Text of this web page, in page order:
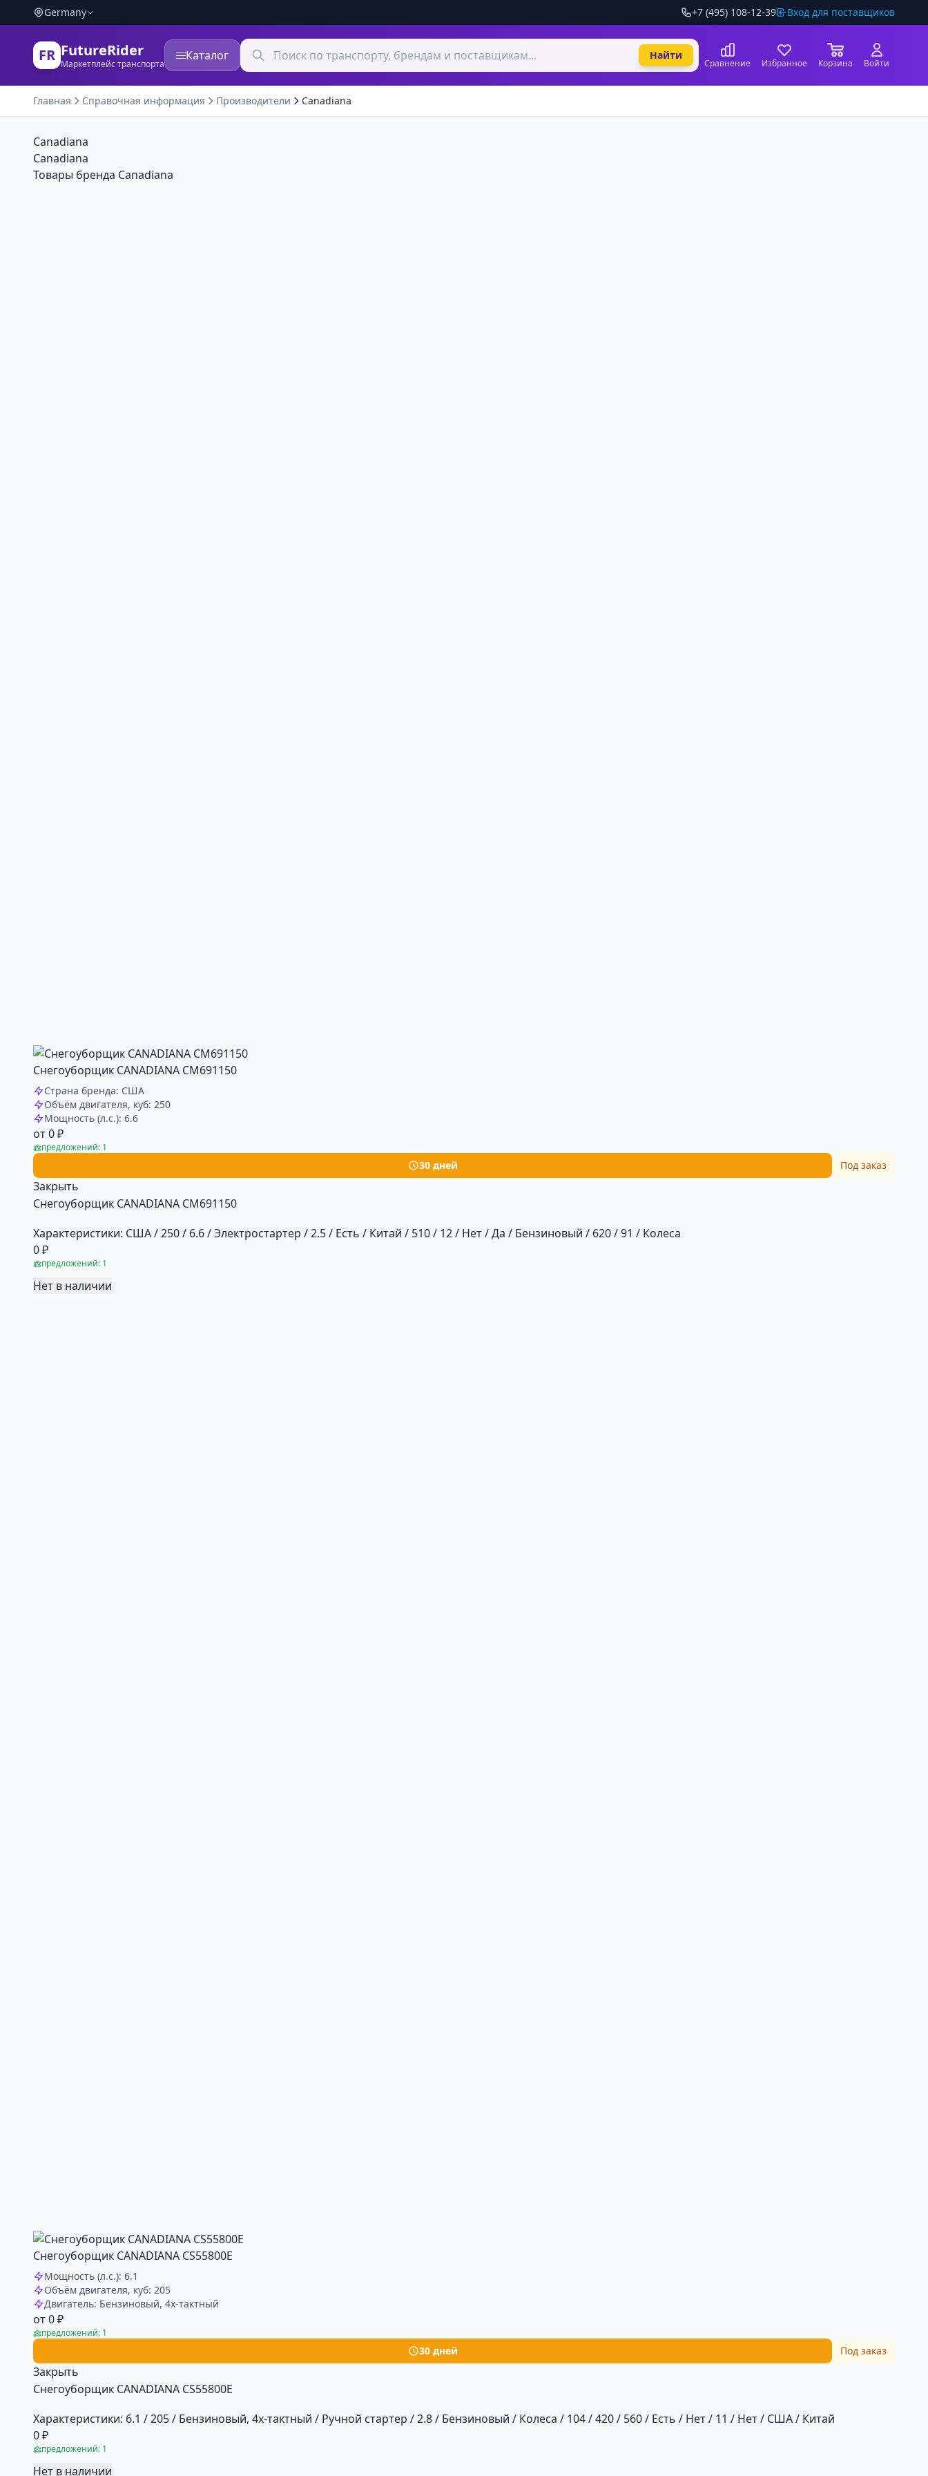
Germany +7 (495) 108-12-39 Вход для поставщиков
FR FutureRider
Маркетплейс транспорта
Каталог Найти
Сравнение Избранное Корзина Войти
Главная Справочная информация Производители Canadiana
Canadiana
Canadiana
Товары бренда Canadiana
Снегоуборщик CANADIANA CM691150
Страна бренда: США
Объём двигателя, куб: 250
Мощность (л.с.): 6.6
от 0 ₽
предложений: 1
30 дней Под заказ
Закрыть
Снегоуборщик CANADIANA CM691150
Характеристики: США / 250 / 6.6 / Электростартер / 2.5 / Есть / Китай / 510 / 12 / Нет / Да / Бензиновый / 620 / 91 / Колеса
0 ₽
предложений: 1
Нет в наличии
Снегоуборщик CANADIANA CS55800E
Мощность (л.с.): 6.1
Объём двигателя, куб: 205
Двигатель: Бензиновый, 4х-тактный
от 0 ₽
предложений: 1
30 дней Под заказ
Закрыть
Снегоуборщик CANADIANA CS55800E
Характеристики: 6.1 / 205 / Бензиновый, 4х-тактный / Ручной стартер / 2.8 / Бензиновый / Колеса / 104 / 420 / 560 / Есть / Нет / 11 / Нет / США / Китай
0 ₽
предложений: 1
Нет в наличии